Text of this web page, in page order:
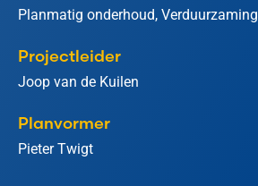
Planmatig onderhoud, Verduurzaming
Projectleider
Joop van de Kuilen
Planvormer
Pieter Twigt